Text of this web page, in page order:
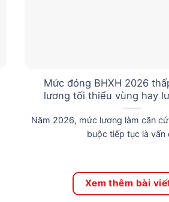
Mức đóng BHXH 2026
lương tối thiểu vùng hay
Năm 2026, mức lương làm căn
buộc tiếp tục là vấn
Xem thêm bài